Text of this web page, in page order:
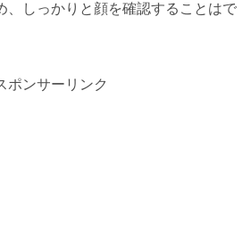
、しっかりと顔を確認することはで
ポンサーリンク